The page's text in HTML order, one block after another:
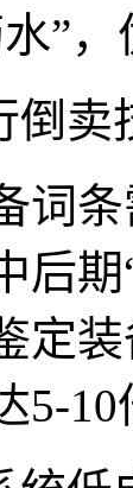
”
倒卖
词
后
定
5-10